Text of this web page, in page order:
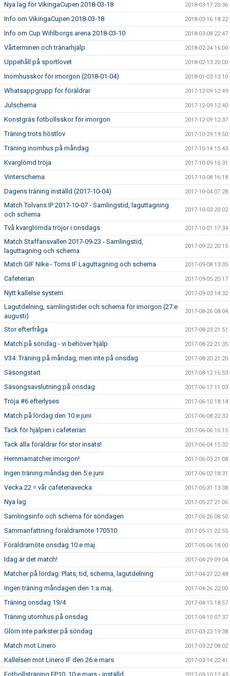
Nya lag för VikingaCupen 2018-03-18 2018-03-17 20:36
Info om VikingaCupen 2018-03-18 2018-03-16 18:22
Info om Cup Wihlborgs arena 2018-03-10 2018-03-08 22:47
Vårterminen och tränarhjälp 2018-02-24 16:00
Uppehåll på sportlovet 2018-02-13 20:00
Inomhusskor för imorgon (2018-01-04) 2018-01-03 13:10
Whatsappgrupp för föräldrar 2017-12-09 12:49
Julschema 2017-12-09 12:40
Konstgräs fotbollsskor för imorgon 2017-12-09 12:37
Träning trots höstlov 2017-10-29 19:50
Träning inomhus på måndag 2017-10-14 15:43
Kvarglömd tröja 2017-10-09 16:31
Vinterschema 2017-10-08 16:18
Dagens träning inställd (2017-10-04) 2017-10-04 07:28
Match Tolvans IP 2017-10-07 - Samlingstid, laguttagning
och schema
2017-10-03 20:02
Två kvarglömda tröjor i onsdags 2017-10-01 17:34
Match Staffansvallen 2017-09-23 - Samlingstid,
laguttagning och schema
2017-09-22 20:15
Match GIF Nike - Torns IF Laguttagning och schema 2017-09-08 13:35
Cafeterian 2017-09-05 20:17
Nytt kallelse system 2017-09-03 14:32
Lagutdelning, samlingstider och schema för imorgon (27:e
augusti)
2017-08-26 08:04
Stor efterfråga 2017-08-23 21:51
Match på söndag - vi behöver hjälp 2017-08-22 21:35
V34: Träning på måndag, men inte på onsdag 2017-08-20 21:20
Säsongstart 2017-08-12 16:53
Säsongsavslutning på onsdag 2017-06-17 11:03
Tröja #6 efterlyses 2017-06-10 18:14
Match på lördag den 10:e juni 2017-06-08 22:32
Tack för hjälpen i cafeterian 2017-06-06 16:15
Tack alla föräldrar för stor insats! 2017-06-04 15:32
Hemmamatcher imorgon! 2017-06-03 21:08
Ingen träning måndag den 5:e juni 2017-06-02 18:31
Vecka 22 = vår cafeteriavecka 2017-05-31 13:38
Nya lag 2017-05-27 21:06
Samlingsinfo och schema för söndagen 2017-05-26 08:50
Sammanfattning föräldramöte 170510 2017-05-11 22:55
Föräldramöte onsdag 10:e maj 2017-05-06 18:00
Idag är det match! 2017-04-29 09:04
Matcher på lördag: Plats, tid, schema, lagutdelning 2017-04-27 22:48
Ingen träning måndagen den 1:a maj. 2017-04-26 22:00
Träning onsdag 19/4 2017-04-15 18:57
Träning utomhus på onsdag 2017-04-10 07:37
Glöm inte parkster på söndag 2017-03-23 19:38
Match mot Linero 2017-03-22 08:02
Kallelsen mot Linero IF den 26:e mars 2017-03-14 22:41
Fotbollsträning FP10, 10:e mars - inställd